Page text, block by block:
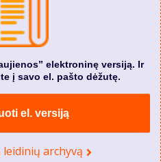
elektroninę versiją. Ir
į savo el. pašto dėžutę.
el. versiją
archyvą